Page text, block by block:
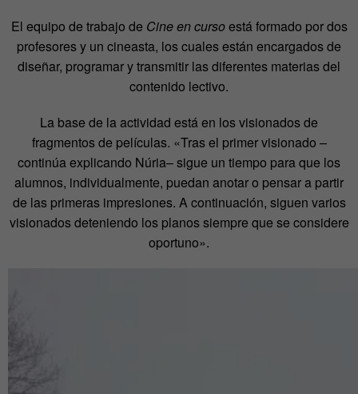
El equipo de trabajo de Cine en cursoestá formado por dos
profesores y un cineasta, los cuales están encargados de
diseñar, programar y transmitir las diferentes materias del
contenido lectivo.
La base de la actividad está en los visionados de
fragmentos de películas. «Tras el primer visionado –
continúa explicando Núria– sigue un tiempo para que los
alumnos, individualmente, puedan anotar o pensar a partir
de las primeras impresiones. A continuación, siguen varios
visionados deteniendo los planos siempre que se considere
oportuno».